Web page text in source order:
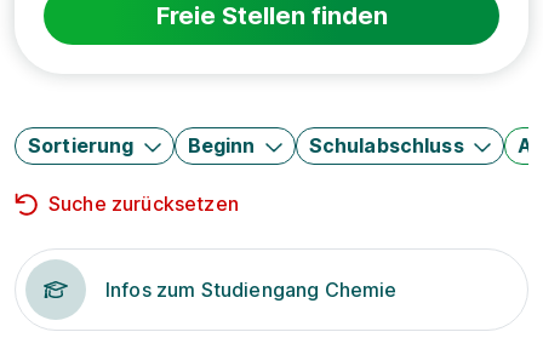
Freie Stellen finden
Sortierung Beginn Schulabschluss
Suche zurücksetzen
Infos zum Studiengang Chemie